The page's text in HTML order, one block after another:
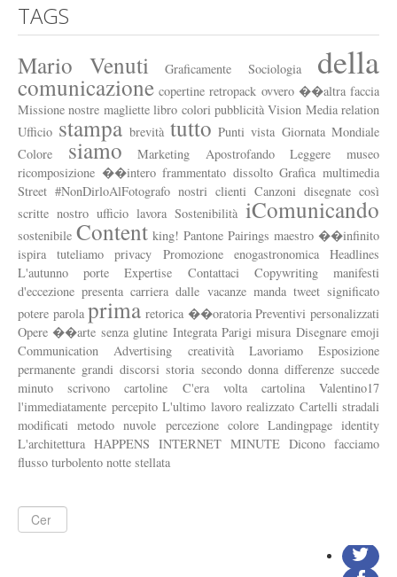
Cosa facciamo
Missione
Dicono di noi
I nostri clienti
Scrivici
Dove siamo
Come tuteliamo la privacy
TAGS
Mario Venuti Graficamente Sociologia della
comunicazione copertine retropack ovvero ��altra faccia
Missione nostre magliette libro colori pubblicità Vision Media relation
Ufficio stampa brevità tutto Punti vista Giornata Mondiale
Colore
siamo Marketing Apostrofando Leggere
museo
ricomposizione ��intero frammentato dissolto Grafica multimedia
Street #NonDirloAlFotografo nostri clienti Canzoni disegnate così
scritte nostro ufficio lavora Sostenibilità iComunicando
sostenibile Content king! Pantone Pairings maestro ��infinito
ispira
tuteliamo privacy Promozione enogastronomica
Headlines
L'autunno
porte Expertise Contattaci Copywriting
manifesti
d'eccezione presenta carriera dalle vacanze manda tweet significato
potere parola prima retorica ��oratoria Preventivi personalizzati
Opere ��arte senza glutine Integrata Parigi misura Disegnare emoji
Communication
Advertising creatività Lavoriamo
Esposizione
permanente grandi discorsi storia secondo donna differenze succede
minuto
scrivono cartoline C'era volta cartolina
Valentino17
l'immediatamente percepito L'ultimo lavoro realizzato Cartelli stradali
modificati metodo nuvole percezione colore Landingpage identity
L'architettura HAPPENS INTERNET MINUTE Dicono facciamo
flusso turbolento notte stellata